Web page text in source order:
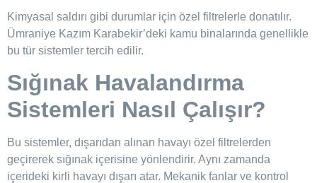
Kimyasal saldırı gibi durumlar için özel filtrelerle donatılır.
Ümraniye Kazım Karabekir’deki kamu binalarında genellikle
bu tür sistemler tercih edilir.
Sığınak Havalandırma
Sistemleri Nasıl Çalışır?
Bu sistemler, dışarıdan alınan havayı özel filtrelerden
geçirerek sığınak içerisine yönlendirir. Aynı zamanda
içerideki kirli havayı dışarı atar. Mekanik fanlar ve kontrol